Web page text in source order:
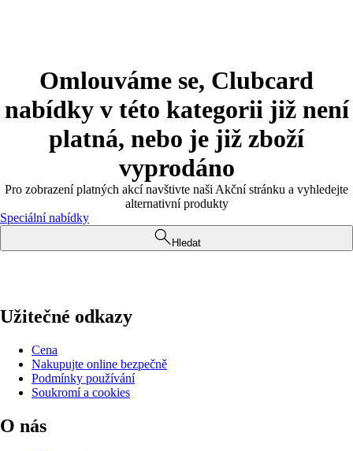
Omlouváme se, Clubcard
nabídky v této kategorii již není
platná, nebo je již zboží
vyprodáno
Pro zobrazení platných akcí navštivte naši Akční stránku a vyhledejte
alternativní produkty
Speciální nabídky
Hledat
Užitečné odkazy
Cena
Nakupujte online bezpečně
Podmínky používání
Soukromí a cookies
O nás